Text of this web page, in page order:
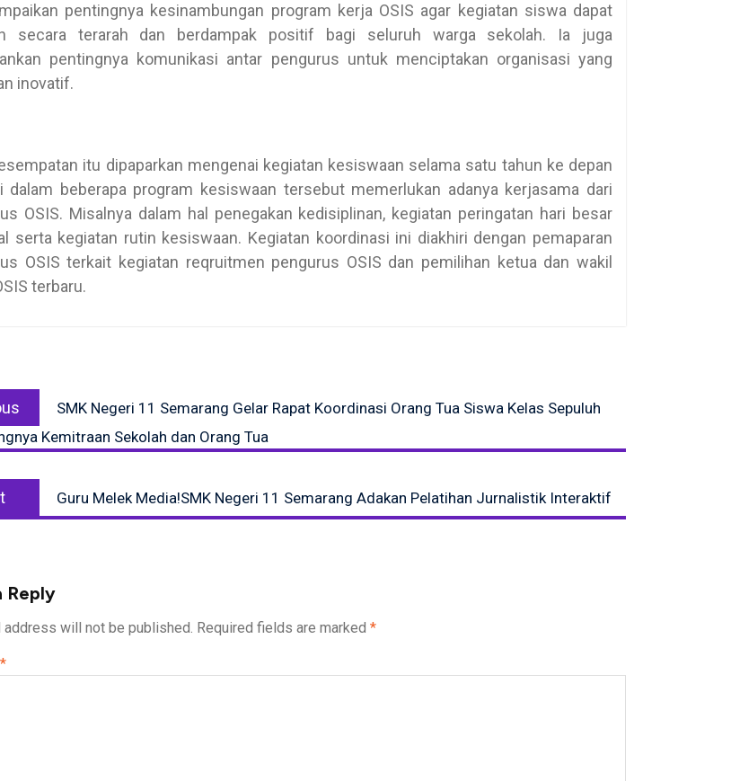
pentingnya kesinambungan program kerja OSIS agar kegiatan siswa dapat
secara terarah dan berdampak positif bagi seluruh warga sekolah. Ia juga
pentingnya komunikasi antar pengurus untuk menciptakan organisasi yang
inovatif.
itu dipaparkan mengenai kegiatan kesiswaan selama satu tahun ke depan
dalam beberapa program kesiswaan tersebut memerlukan adanya kerjasama dari
OSIS. Misalnya dalam hal penegakan kedisiplinan, kegiatan peringatan hari besar
serta kegiatan rutin kesiswaan. Kegiatan koordinasi ini diakhiri dengan pemaparan
OSIS terkait kegiatan reqruitmen pengurus OSIS dan pemilihan ketua dan wakil
terbaru.
post:
SMK Negeri 11 Semarang Gelar Rapat Koordinasi Orang Tua Siswa Kelas Sepuluh
Kemitraan Sekolah dan Orang Tua
post:
Guru Melek Media!SMK Negeri 11 Semarang Adakan Pelatihan Jurnalistik Interaktif
Reply
address will not be published. Required fields are marked *
*